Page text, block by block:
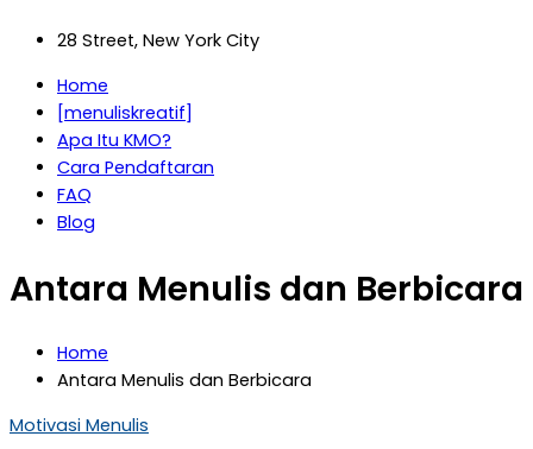
28 Street, New York City
Home
[menuliskreatif]
Apa Itu KMO?
Cara Pendaftaran
FAQ
Blog
Antara Menulis dan Berbicara
Home
Antara Menulis dan Berbicara
Motivasi Menulis